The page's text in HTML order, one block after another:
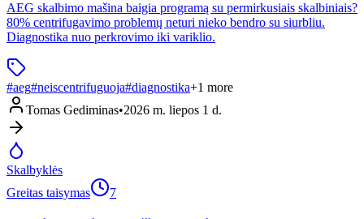
AEG skalbimo mašina baigia programą su permirkusiais skalbiniais?
80% centrifugavimo problemų neturi nieko bendro su siurbliu.
Diagnostika nuo perkrovimo iki variklio.
#aeg#neiscentrifuguoja#diagnostika+1 more
Tomas Gediminas•2026 m. liepos 1 d.
Skalbyklės
Greitas taisymas
7